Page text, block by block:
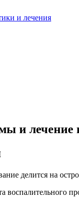
и лечения
и лечение
делится на
воспалительного